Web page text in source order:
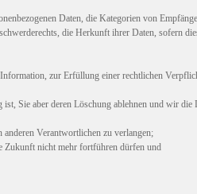
Daten, die Kategorien von
die Herkunft ihrer Daten, sofern
zur Erfüllung einer rechtlichen
Sie aber deren Löschung ablehnen und wir die
anderen Verantwortlichen zu verlangen;
Zukunft nicht mehr fortführen dürfen und